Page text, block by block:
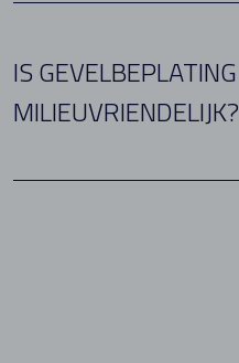
IS GEVELBEPLATING
MILIEUVRIENDELIJK?